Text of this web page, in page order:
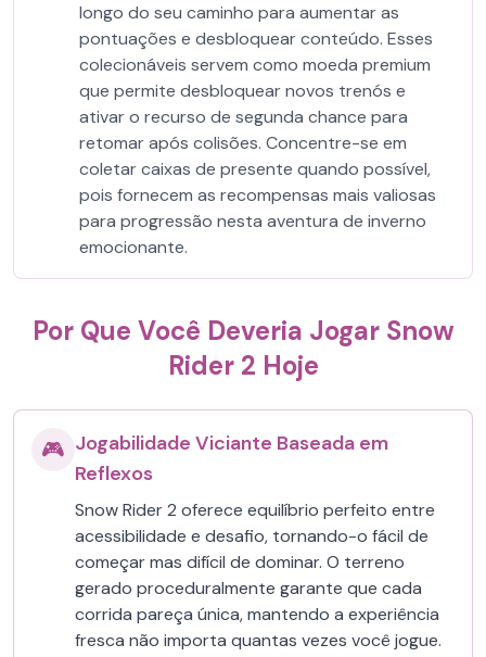
longo do seu caminho para aumentar as
pontuações e desbloquear conteúdo. Esses
colecionáveis servem como moeda premium
que permite desbloquear novos trenós e
ativar o recurso de segunda chance para
retomar após colisões. Concentre-se em
coletar caixas de presente quando possível,
pois fornecem as recompensas mais valiosas
para progressão nesta aventura de inverno
emocionante.
Por Que Você Deveria Jogar Snow
Rider 2 Hoje
🎮 Jogabilidade Viciante Baseada em
Reflexos
Snow Rider 2 oferece equilíbrio perfeito entre
acessibilidade e desafio, tornando-o fácil de
começar mas difícil de dominar. O terreno
gerado proceduralmente garante que cada
corrida pareça única, mantendo a experiência
fresca não importa quantas vezes você jogue.